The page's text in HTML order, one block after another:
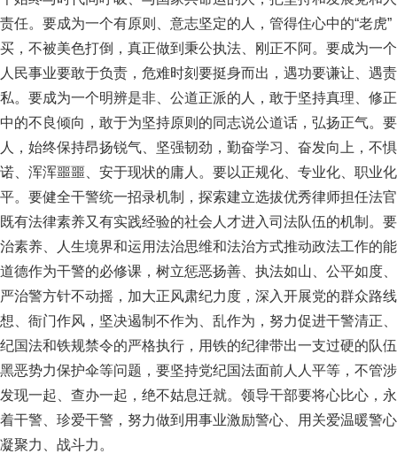
责任。要成为一个有原则、意志坚定的人，管得住心中的“老虎
买，不被美色打倒，真正做到秉公执法、刚正不阿。要成为一
人民事业要敢于负责，危难时刻要挺身而出，遇功要谦让、遇
私。要成为一个明辨是非、公道正派的人，敢于坚持真理、修
中的不良倾向，敢于为坚持原则的同志说公道话，弘扬正气。
人，始终保持昂扬锐气、坚强韧劲，勤奋学习、奋发向上，不
诺、浑浑噩噩、安于现状的庸人。要以正规化、专业化、职业
平。要健全干警统一招录机制，探索建立选拔优秀律师担任法
既有法律素养又有实践经验的社会人才进入司法队伍的机制。
治素养、人生境界和运用法治思维和法治方式推动政法工作的
道德作为干警的必修课，树立惩恶扬善、执法如山、公平如度
严治警方针不动摇，加大正风肃纪力度，深入开展党的群众路
想、衙门作风，坚决遏制不作为、乱作为，努力促进干警清正
纪国法和铁规禁令的严格执行，用铁的纪律带出一支过硬的队
黑恶势力保护伞等问题，要坚持党纪国法面前人人平等，不管
发现一起、查办一起，绝不姑息迁就。领导干部要将心比心，
着干警、珍爱干警，努力做到用事业激励警心、用关爱温暖警
凝聚力、战斗力。